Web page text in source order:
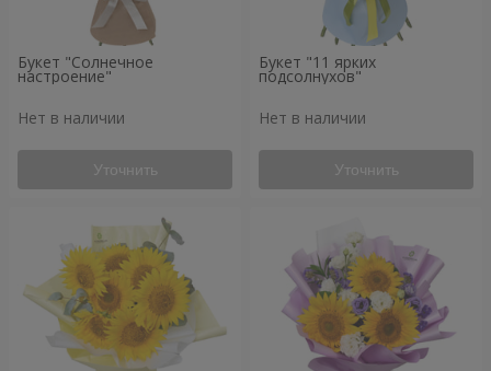
Букет "Солнечное
настроение"
Нет в наличии
Уточнить
Букет "11 ярких
подсолнухов"
Нет в наличии
Уточнить